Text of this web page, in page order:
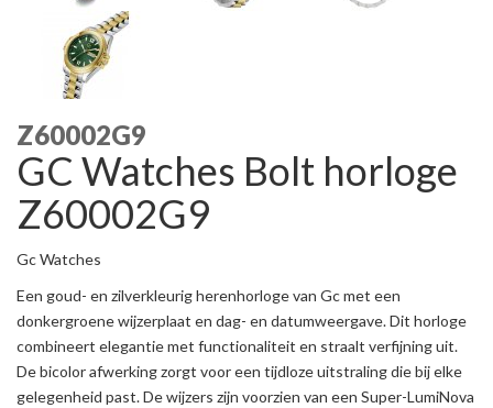
Z60002G9
GC Watches Bolt horloge
Z60002G9
Gc Watches
Een goud- en zilverkleurig herenhorloge van Gc met een
donkergroene wijzerplaat en dag- en datumweergave. Dit horloge
combineert elegantie met functionaliteit en straalt verfijning uit.
De bicolor afwerking zorgt voor een tijdloze uitstraling die bij elke
gelegenheid past. De wijzers zijn voorzien van een Super-LumiNova